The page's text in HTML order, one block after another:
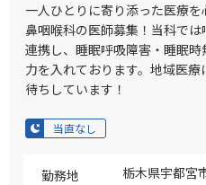
一人ひとりに寄り添った医療
鼻咽喉科の医師募集！当科で
連携し、睡眠呼吸障害・睡眠
力を入れております。地域医
待ちしています！
当直なし
勤務地 栃木県宇都宮